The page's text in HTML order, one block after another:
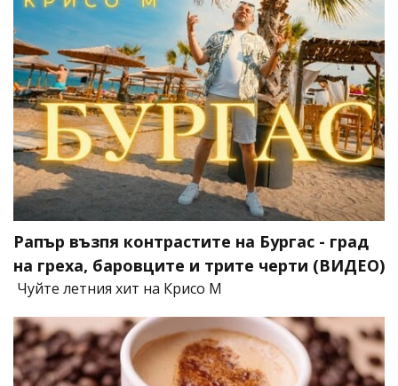
Рапър възпя контрастите на Бургас - град
на греха, баровците и трите черти (ВИДЕО)
Чуйте летния хит на Крисо М